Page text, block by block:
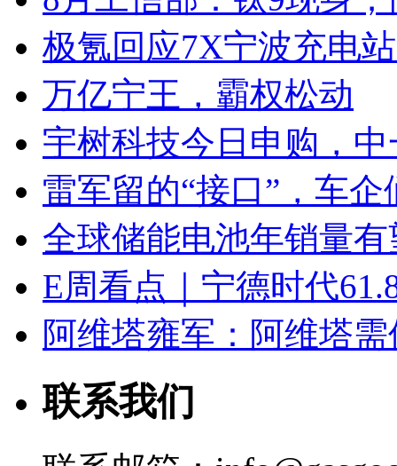
极氪回应7X宁波充电
万亿宁王，霸权松动
宇树科技今日申购，
雷军留的“接口”，车
全球储能电池年销量
E周看点｜宁德时代
阿维塔雍军：阿维塔
联系我们